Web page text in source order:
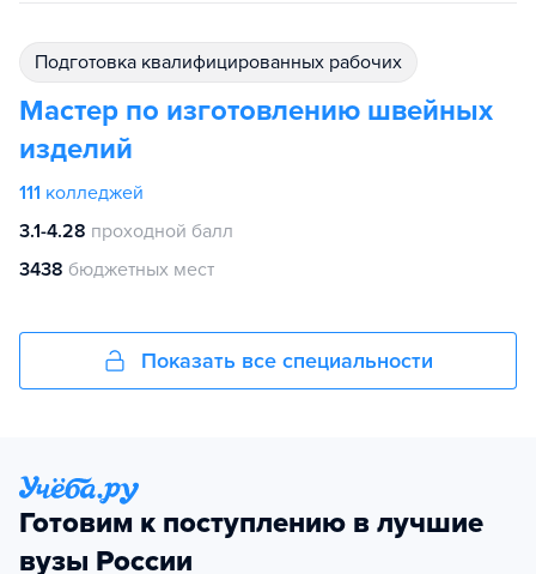
подготовка квалифицированных рабочих
Мастер по изготовлению швейных
изделий
111 колледжей
3.1-4.28 проходной балл
3438 бюджетных мест
Показать все специальности
Готовим к поступлению в лучшие
вузы России